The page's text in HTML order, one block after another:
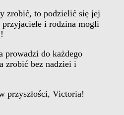
zrobić, to podzielić się jej
i rodzina mogli
prowadzi do każdego
zrobić bez nadziei i
przyszłości, Victoria!